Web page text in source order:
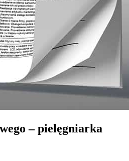
– pielęgniarka